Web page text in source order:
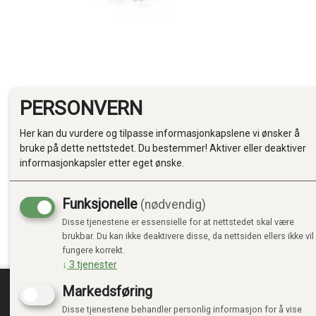
PERSONVERN
Her kan du vurdere og tilpasse informasjonkapslene vi ønsker å
bruke på dette nettstedet. Du bestemmer! Aktiver eller deaktiver
informasjonkapsler etter eget ønske.
Funksjonelle (nødvendig)
Disse tjenestene er essensielle for at nettstedet skal være
brukbar. Du kan ikke deaktivere disse, da nettsiden ellers ikke vil
fungere korrekt.
↓ 3 tjenester
Markedsføring
Disse tjenestene behandler personlig informasjon for å vise